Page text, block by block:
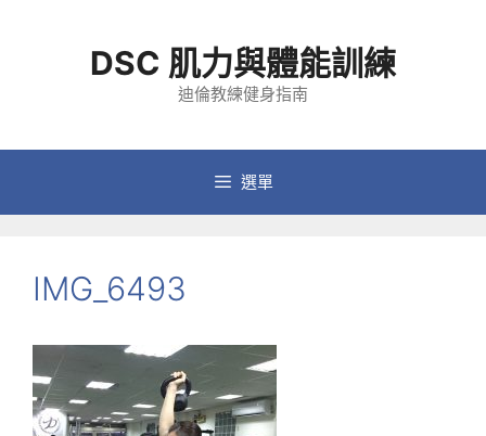
容
DSC 肌力與體能訓練
迪倫教練健身指南
選單
IMG_6493